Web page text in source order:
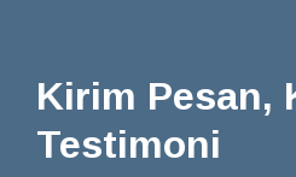
Kirim Pesan,
Testimoni